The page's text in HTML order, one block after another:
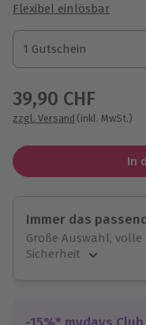
Flexibel einlösbar
1 Gutschein
1 Gutschein
1 Gutschein
39,90 CHF
zzgl. Versand (inkl. MwSt.)
In
Immer das
Große Auswahl,
Sicherheit